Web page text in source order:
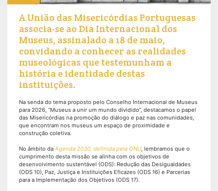
A União das Misericórdias Portuguesas
associa-se ao Dia Internacional dos
Museus, assinalado a 18 de maio,
convidando a conhecer as realidades
museológicas que testemunham a
história e identidade destas
instituições.
Na senda do tema proposto pelo Conselho Internacional de Museus
para 2026, “Museus a unir um mundo dividido”, destacamos o papel
das Misericórdias na promoção do diálogo e paz nas comunidades,
que encontram nos museus um espaço de proximidade e
construção coletiva.
No âmbito da Agenda 2030, definida pela ONU , lembramos que o
cumprimento desta missão se alinha com os objetivos de
desenvolvimento sustentável (ODS): Redução das Desigualdades
(ODS 10), Paz, Justiça e Instituições Eficazes (ODS 16) e Parcerias
para a Implementação dos Objetivos (ODS 17).